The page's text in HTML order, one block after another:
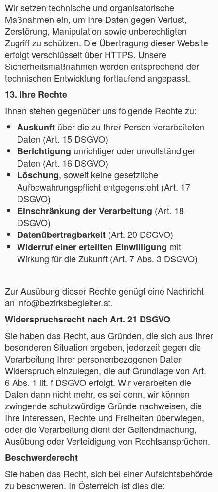
Wir setzen technische und organisatorische
Maßnahmen ein, um Ihre Daten gegen Verlust,
Zerstörung, Manipulation sowie unberechtigten
Zugriff zu schützen. Die Übertragung dieser Website
erfolgt verschlüsselt über HTTPS. Unsere
Sicherheitsmaßnahmen werden entsprechend der
technischen Entwicklung fortlaufend angepasst.
13. Ihre Rechte
Ihnen stehen gegenüber uns folgende Rechte zu:
Auskunft über die zu Ihrer Person verarbeiteten
Daten (Art. 15 DSGVO)
Berichtigung unrichtiger oder unvollständiger
Daten (Art. 16 DSGVO)
Löschung, soweit keine gesetzliche
Aufbewahrungspflicht entgegensteht (Art. 17
DSGVO)
Einschränkung der Verarbeitung (Art. 18
DSGVO)
Datenübertragbarkeit (Art. 20 DSGVO)
Widerruf einer erteilten Einwilligung mit
Wirkung für die Zukunft (Art. 7 Abs. 3 DSGVO)
Zur Ausübung dieser Rechte genügt eine Nachricht
an info@bezirksbegleiter.at.
Widerspruchsrecht nach Art. 21 DSGVO
Sie haben das Recht, aus Gründen, die sich aus Ihrer
besonderen Situation ergeben, jederzeit gegen die
Verarbeitung Ihrer personenbezogenen Daten
Widerspruch einzulegen, die auf Grundlage von Art.
6 Abs. 1 lit. f DSGVO erfolgt. Wir verarbeiten die
Daten dann nicht mehr, es sei denn, wir können
zwingende schutzwürdige Gründe nachweisen, die
Ihre Interessen, Rechte und Freiheiten überwiegen,
oder die Verarbeitung dient der Geltendmachung,
Ausübung oder Verteidigung von Rechtsansprüchen.
Beschwerderecht
Sie haben das Recht, sich bei einer Aufsichtsbehörde
zu beschweren. In Österreich ist dies die: